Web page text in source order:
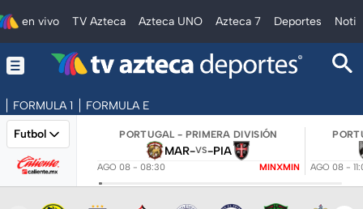
en vivo TV Azteca Azteca UNO Azteca 7 Deportes
FORMULA 1 FORMULA E
Futbol PORTUGAL - PRIMERA DIVISIÓN
MAR-VS-PIA
AGO 08 - 08:30 MINXMIN AGO 08 -